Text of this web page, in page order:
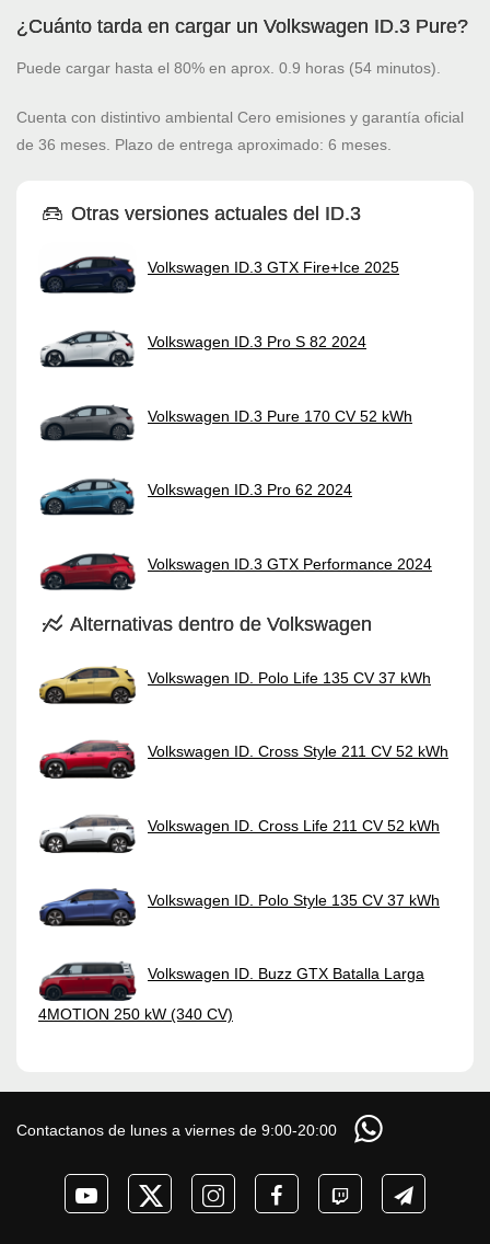
¿Cuánto tarda en cargar un Volkswagen ID.3 Pure?
Puede cargar hasta el 80% en aprox. 0.9 horas (54 minutos).
Cuenta con distintivo ambiental Cero emisiones y garantía oficial
de 36 meses. Plazo de entrega aproximado: 6 meses.
Otras versiones actuales del ID.3
Volkswagen ID.3 GTX Fire+Ice 2025
Volkswagen ID.3 Pro S 82 2024
Volkswagen ID.3 Pure 170 CV 52 kWh
Volkswagen ID.3 Pro 62 2024
Volkswagen ID.3 GTX Performance 2024
Alternativas dentro de Volkswagen
Volkswagen ID. Polo Life 135 CV 37 kWh
Volkswagen ID. Cross Style 211 CV 52 kWh
Volkswagen ID. Cross Life 211 CV 52 kWh
Volkswagen ID. Polo Style 135 CV 37 kWh
Volkswagen ID. Buzz GTX Batalla Larga
4MOTION 250 kW (340 CV)
Contactanos de lunes a viernes de 9:00-20:00